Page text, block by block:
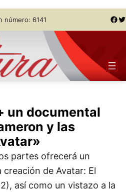
número: 6141 Facebook Twitter
un documental
y las
partes ofrecerá un
de Avatar: El
así como un vistazo a la